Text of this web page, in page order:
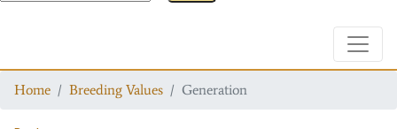
Home Breeding Values Generation